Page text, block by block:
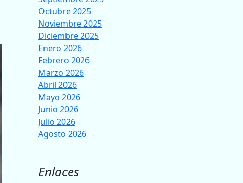
Octubre 2025
Noviembre 2025
Diciembre 2025
Enero 2026
Febrero 2026
Marzo 2026
Abril 2026
Mayo 2026
Junio 2026
Julio 2026
Agosto 2026
Enlaces